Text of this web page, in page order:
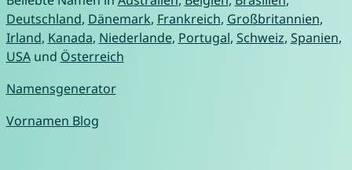
Deutschland, Dänemark, Frankreich, Großbritannien,
Irland, Kanada, Niederlande, Portugal, Schweiz, Spanien,
USAund Österreich
Namensgenerator
Vornamen Blog